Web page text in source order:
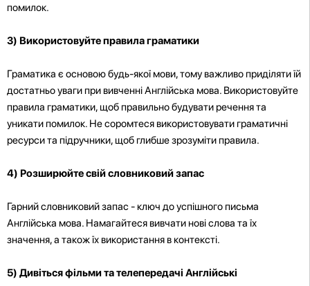
помилок.
3) Використовуйте правила граматики
Граматика є основою будь-якої мови, тому важливо приділяти їй
достатньо уваги при вивченні Англійська мова. Використовуйте
правила граматики, щоб правильно будувати речення та
уникати помилок. Не соромтеся використовувати граматичні
ресурси та підручники, щоб глибше зрозуміти правила.
4) Розширюйте свій словниковий запас
Гарний словниковий запас - ключ до успішного письма
Англійська мова. Намагайтеся вивчати нові слова та їх
значення, а також їх використання в контексті.
5) Дивіться фільми та телепередачі Англійські